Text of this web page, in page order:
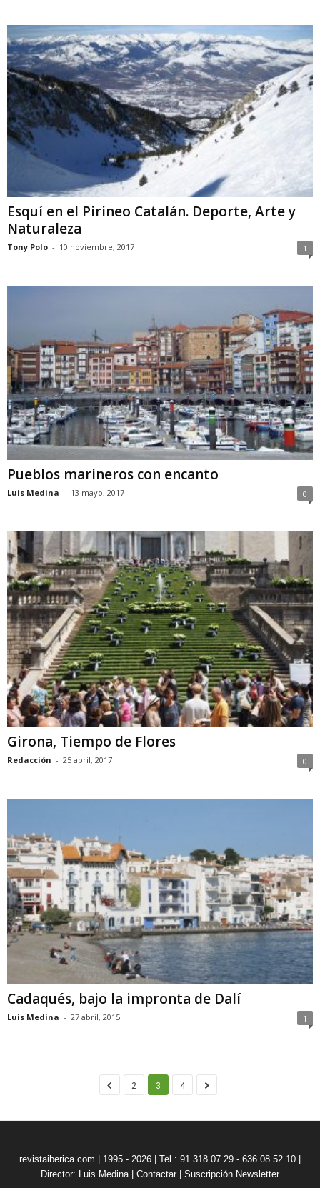
Esquí en el Pirineo Catalán. Deporte, Arte y
Naturaleza
Tony Polo - 10 noviembre, 2017 1
Pueblos marineros con encanto
Luis Medina - 13 mayo, 2017 0
Girona, Tiempo de Flores
Redacción - 25 abril, 2017 0
Cadaqués, bajo la impronta de Dalí
Luis Medina - 27 abril, 2015 1
2 3 4
revistaiberica.com | 1995 - 2026 | Tel.: 91 318 07 29 - 636 08 52 10 |
Director: Luis Medina | Contactar | Suscripción Newsletter